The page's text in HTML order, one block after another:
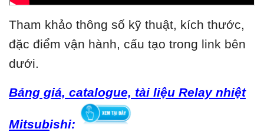
Tham khảo thông số kỹ thuật, kích thước,
đặc điểm vận hành, cấu tạo trong link bên
dưới.
Bảng giá, catalogue, tài liệu Relay nhiệt
Mitsubishi: